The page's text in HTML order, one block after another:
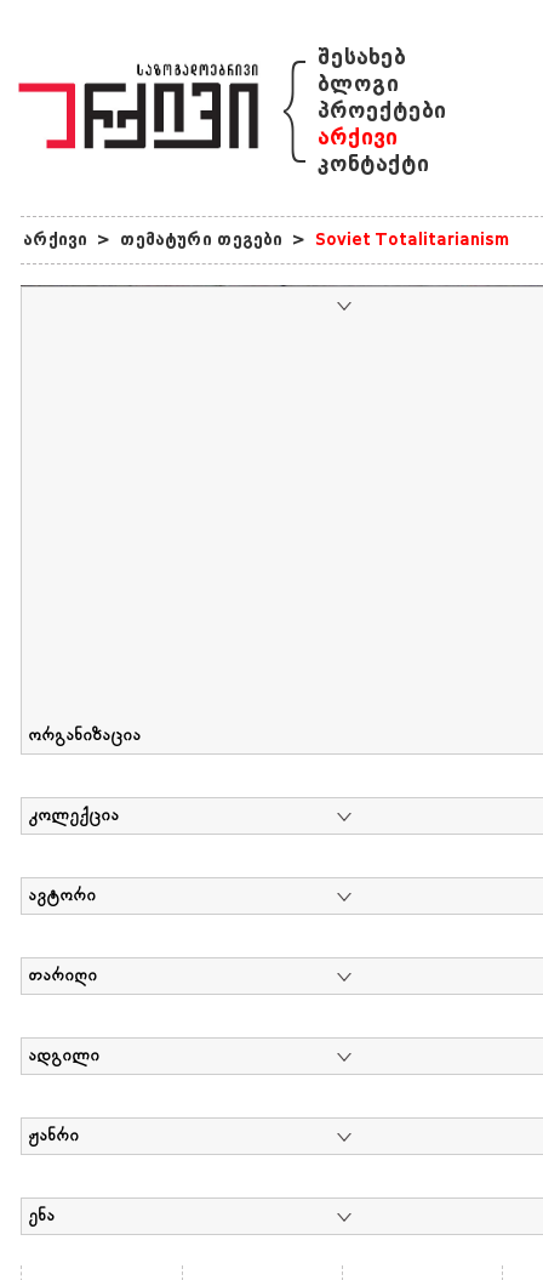
{ შესახებ
ბლოგი
პროექტები
არქივი
კონტაქტი
არქივი > თემატური თეგები > Soviet Totalitarianism
ორგანიზაცია
კოლექცია
ავტორი
თარიღი
ადგილი
ჟანრი
ენა